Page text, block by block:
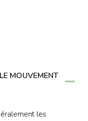
MOUVEMENT
les